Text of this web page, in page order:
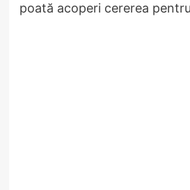
poată acoperi cererea